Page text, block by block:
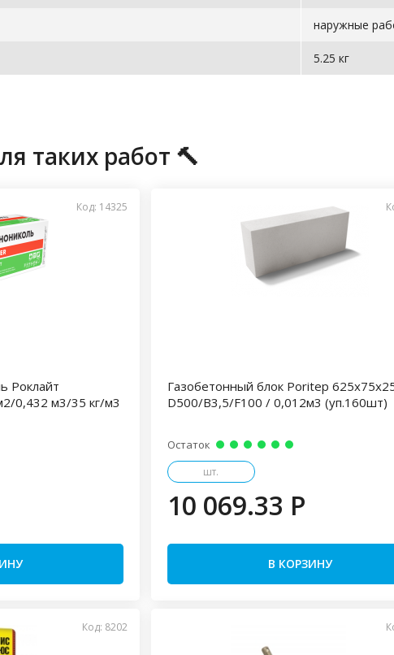
наружные
5.25 кг
таких работ 🔨
Код: 14325
Роклайт
0,432 м3/35 кг/м3
Газобетонный блок Poritep
D500/В3,5/F100 / 0,012м3 (уп.160шт)
Остаток
шт.
10 069.33 P
В КОРЗИНУ
Код: 8202